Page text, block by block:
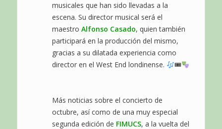
musicales que han sido llevadas a la
escena. Su director musical será el
maestro Alfonso Casado, quien también
participará en la producción del mismo,
gracias a su dilatada experiencia como
director en el West End londinense.
🎟
Más noticias sobre el concierto de
octubre, así como de una muy especial
segunda edición de FIMUCS, a la vuelta del